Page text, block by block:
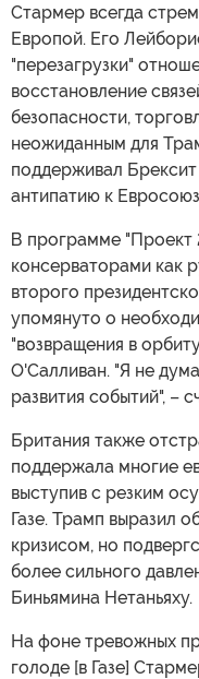
Стармер всегда
Европой. Его
"перезагрузки"
восстановление
безопасности,
неожиданным для
поддерживал
антипатию к
В программе "Проект
консерваторами как
второго
упомянуто о
"возвращения в
О'Салливан. "Я не
развития событий", –
Британия также
поддержала многие
выступив с резким
Газе. Трамп выразил
кризисом, но
более сильного
Биньямина Нетаньяху.
На фоне тревожных
голоде [в Газе]